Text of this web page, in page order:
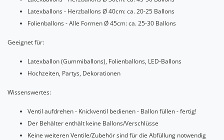
Latexballons - Herzballons Ø 40cm: ca. 20-25 Ballons
Folienballons - Alle Formen Ø 45cm: ca. 25-30 Ballons
Geeignet für:
Latexballon (Gummiballons), Folienballons, LED-Ballons
Hochzeiten, Partys, Dekorationen
Wissenswertes:
Ventil aufdrehen - Knickventil bedienen - Ballon füllen - fertig!
Der Behälter enthält keine Ballons/Verschlüsse
Keine weiteren Ventile/Zubehör sind für die Abfüllung notwendig